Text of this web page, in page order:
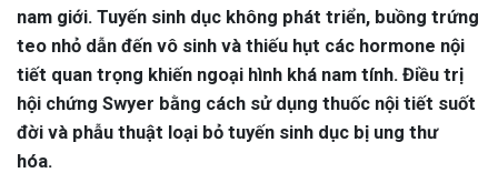
nam giới. Tuyến sinh dục không phát triển, buồng trứng
teo nhỏ dẫn đến vô sinh và thiếu hụt các hormone nội
tiết quan trọng khiến ngoại hình khá nam tính. Điều trị
hội chứng Swyer bằng cách sử dụng thuốc nội tiết suốt
đời và phẫu thuật loại bỏ tuyến sinh dục bị ung thư
hóa.